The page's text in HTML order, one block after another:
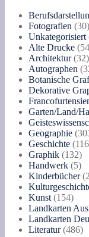
Johann
Wolfgang
Goethe-
Universität
Frankfurt
Main.
Juni
1957
Messegelände.
Katalogbearbeitung:
Hildegard
Klein.
Menge
Fotografien 30
Unkategorisiert
Alte Drucke 54
Architektur 32
Autographen
Botanische
Dekorative
Garten/Land/
Geographie
Geschichte 116
Graphik 132132
Handwerk 55
Kinderbücher
Kunst 154154
Landkarten
Landkarten
Literatur 486486